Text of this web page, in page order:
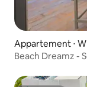
Appartement ⋅
Beach Dreamz -